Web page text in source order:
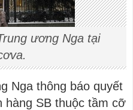
ương Nga tại
Nga thông báo quyết
hàng SB thuộc tầm cỡ